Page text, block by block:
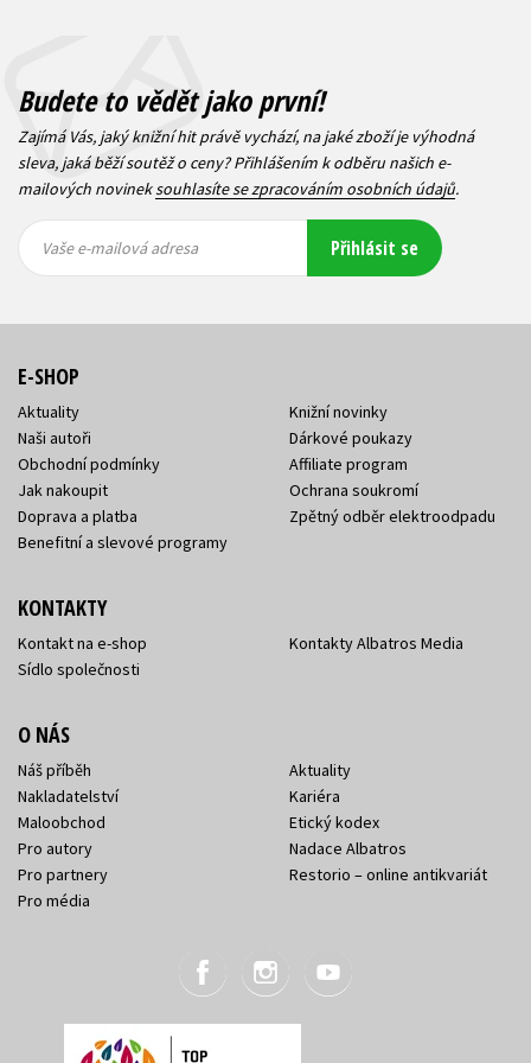
Budete to vědět jako první!
Zajímá Vás, jaký knižní hit právě vychází, na jaké zboží je výhodná
sleva, jaká běží soutěž o ceny? Přihlášením k odběru našich e-
mailových novineksouhlasíte se zpracováním osobních údajů.
mailová
mailová
Vaše e-mailová adresa Přihlásit se
E-SHOP
Aktuality
Naši autoři
Obchodní podmínky
Jak nakoupit
Doprava a platba
Benefitní a slevové programy
Knižní novinky
Dárkové poukazy
Affiliate program
Ochrana soukromí
Zpětný odběr elektroodpadu
KONTAKTY
Kontakt na e-shop
Sídlo společnosti
Kontakty Albatros Media
O NÁS
Náš příběh
Nakladatelství
Maloobchod
Pro autory
Pro partnery
Pro média
Aktuality
Kariéra
Etický kodex
Nadace Albatros
Restorio – online antikvariát